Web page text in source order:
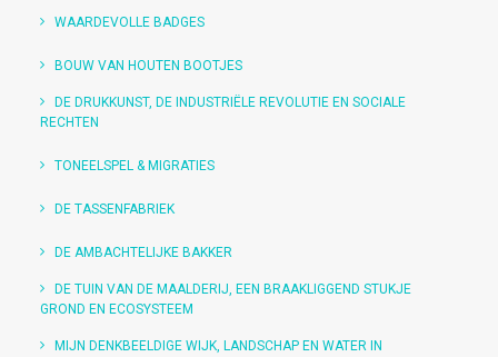
WAARDEVOLLE BADGES
BOUW VAN HOUTEN BOOTJES
DE DRUKKUNST, DE INDUSTRIËLE REVOLUTIE EN SOCIALE
RECHTEN
TONEELSPEL & MIGRATIES
DE TASSENFABRIEK
DE AMBACHTELIJKE BAKKER
DE TUIN VAN DE MAALDERIJ, EEN BRAAKLIGGEND STUKJE
GROND EN ECOSYSTEEM
MIJN DENKBEELDIGE WIJK, LANDSCHAP EN WATER IN